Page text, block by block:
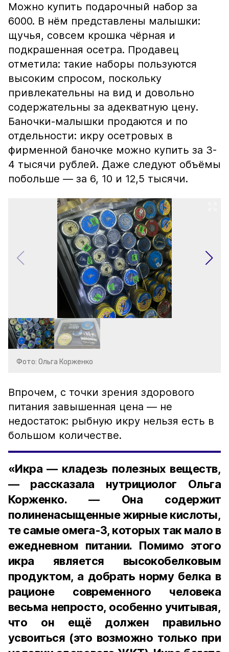
Можно купить подарочный набор за
6000. В нём представлены малышки:
щучья, совсем крошка чёрная и
подкрашенная осетра. Продавец
отметила: такие наборы пользуются
высоким спросом, поскольку
привлекательны на вид и довольно
содержательны за адекватную цену.
Баночки-малышки продаются и по
отдельности: икру осетровых в
фирменной баночке можно купить за 3-
4 тысячи рублей. Даже следуют объёмы
побольше — за 6, 10 и 12,5 тысячи.
Фото: Ольга Корженко
Впрочем, с точки зрения здорового
питания завышенная цена — не
недостаток: рыбную икру нельзя есть в
большом количестве.
«Икра — кладезь полезных веществ,
— рассказала нутрициолог Ольга
Корженко. — Она содержит
полиненасыщенные жирные кислоты,
те самые омега-3, которых так мало в
ежедневном питании. Помимо этого
икра является высокобелковым
продуктом, а добрать норму белка в
рационе современного человека
весьма непросто, особенно учитывая,
что он ещё должен правильно
усвоиться (это возможно только при